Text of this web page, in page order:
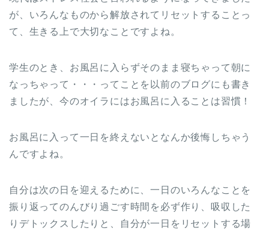
が、いろんなものから解放されてリセットすることっ
て、生きる上で大切なことですよね。
学生のとき、お風呂に入らずそのまま寝ちゃって朝に
なっちゃって・・・ってことを以前のブログにも書き
ましたが、今のオイラにはお風呂に入ることは習慣！
お風呂に入って一日を終えないとなんか後悔しちゃう
んですよね。
自分は次の日を迎えるために、一日のいろんなことを
振り返ってのんびり過ごす時間を必ず作り、吸収した
りデトックスしたりと、自分が一日をリセットする場